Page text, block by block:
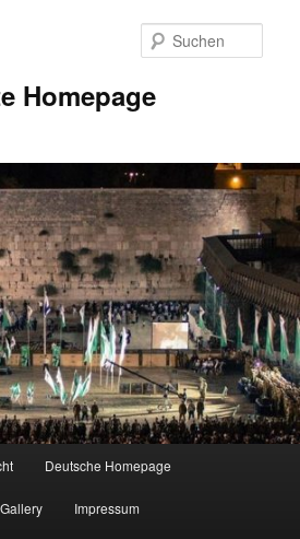
Homepage
Deutsche Homepage
Gallery Impressum